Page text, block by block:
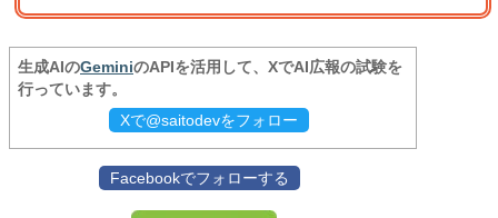
生成AIのGeminiのAPIを活用して、XでAI広報の試験を
行っています。
Xで@saitodevをフォロー
Facebookでフォローする